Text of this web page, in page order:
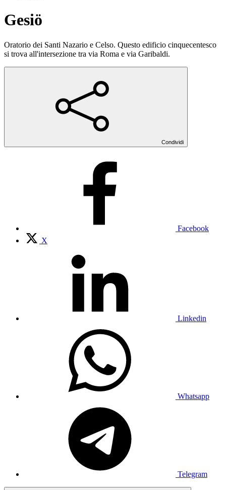
Gesiö
Oratorio dei Santi Nazario e Celso. Questo edificio cinquecentesco
si trova all'intersezione tra via Roma e via Garibaldi.
Condividi
Facebook
X
Linkedin
Whatsapp
Telegram